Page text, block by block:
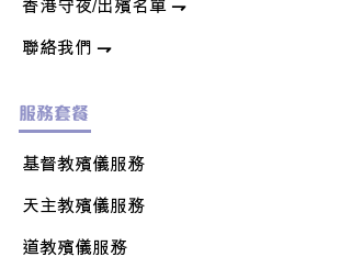
香港守夜/出殯名單 ⇁
聯絡我們 ⇁
服務套餐
基督教殯儀服務
天主教殯儀服務
道教殯儀服務